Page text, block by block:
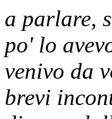
a parlare,
po' lo
venivo da
brevi